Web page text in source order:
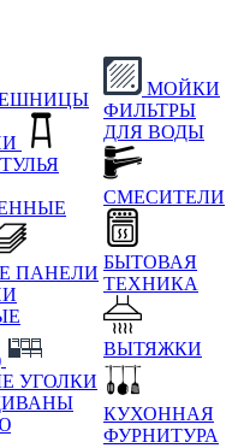
ПАНЕЛИ
УГОЛКИ
МОЙКИ
ФИЛЬТРЫ
ДЛЯ ВОДЫ
СМЕСИТЕЛИ
БЫТОВАЯ
ТЕХНИКА
ВЫТЯЖКИ
КУХОННАЯ
ФУРНИТУРА